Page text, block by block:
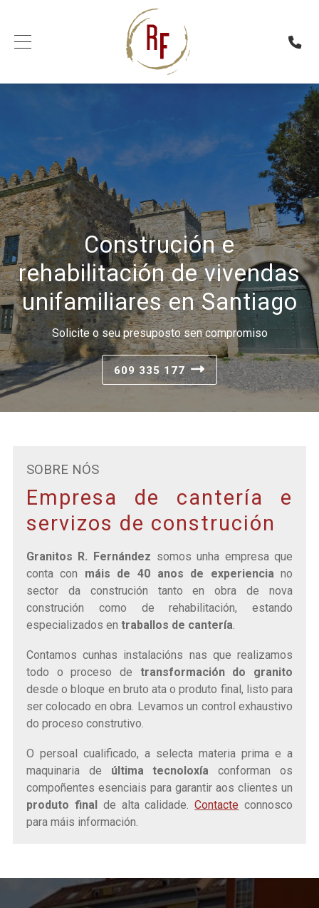
Construción e
rehabilitación de vivendas
unifamiliares en Santiago
Solicite o seu presuposto sen compromiso
609 335 177
SOBRE NÓS
Empresa de cantería e
servizos de construción
Granitos R. Fernández somos unha empresa que
conta con máis de 40 anos de experienciano
sector da construción tanto en obra de nova
construción como de rehabilitación, estando
especializados en traballos de cantería.
Contamos cunhas instalacións nas que realizamos
todo o proceso de transformación do granito
desde o bloque en bruto ata o produto final, listo para
ser colocado en obra. Levamos un control exhaustivo
do proceso construtivo.
O persoal cualificado, a selecta materia prima e a
maquinaria de última tecnoloxía conforman os
compoñentes esenciais para garantir aos clientes un
produto finalde alta calidade.Contacte connosco
para máis información.